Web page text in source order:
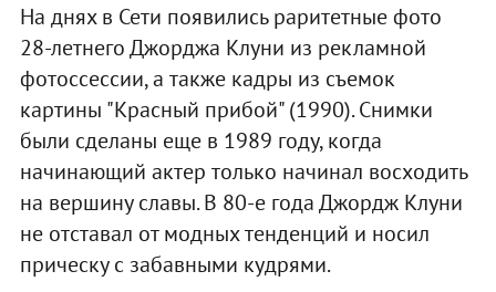
На днях в Сети появились раритетные фото
28-летнего Джорджа Клуни из рекламной
фотоссессии, а также кадры из съемок
картины "Красный прибой" (1990). Снимки
были сделаны еще в 1989 году, когда
начинающий актер только начинал восходить
на вершину славы. В 80-е года Джордж Клуни
не отставал от модных тенденций и носил
прическу с забавными кудрями.